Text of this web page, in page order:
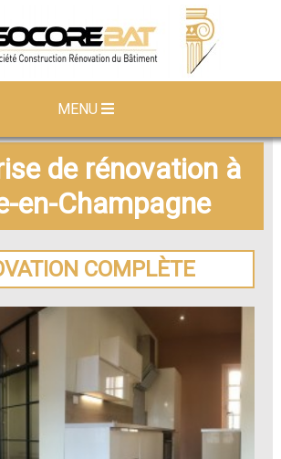
MENU
de rénovation à
en-Champagne
COMPLÈTE